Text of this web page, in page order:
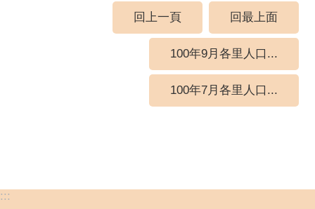
回上一頁 回最上面
100年9月各里人口...
100年7月各里人口...
:::